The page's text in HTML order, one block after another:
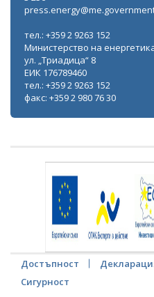
тел.: +359 2 9263 152
Министерство на
ул. „Триадица“ 8
ЕИК 176789460
тел.: +359 2 9263 152
факс: +359 2 980 76 30
Достъпност
Сигурност